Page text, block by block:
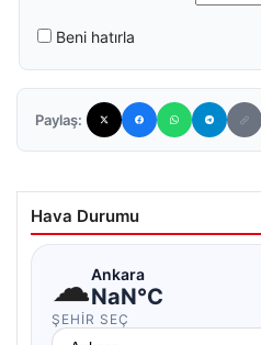
Beni hatırla
Paylaş:
Hava Durumu
☁Ankara
NaN°C
ŞEHIR SEÇ